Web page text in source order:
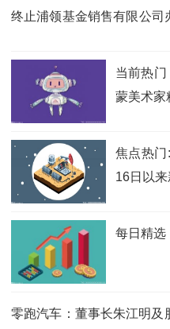
终止浦领基金销售有限公司
当前热门
蒙美术家
焦点热门
16日以来
每日精选
零跑汽车：董事长朱江明及